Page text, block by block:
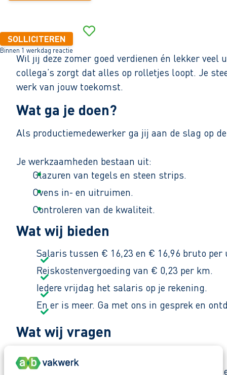
SOLLICITEREN
Binnen 1 werkdag reactie
Wil jij deze zomer goed verdienen én lekker
collega’s zorgt dat alles op rolletjes loopt. Je
werk van jouw toekomst.
Wat ga je doen?
Als productiemedewerker ga jij aan de slag op
Je werkzaamheden bestaan uit:
Glazuren van tegels en steen strips.
Ovens in- en uitruimen.
Controleren van de kwaliteit.
Je werkt van maandag tot en met vrijdag van
Wat wij bieden
Salaris tussen € 16,23 en € 16,96 bruto
Reiskostenvergoeding van € 0,23 per km.
Iedere vrijdag het salaris op je rekening.
En er is meer. Ga met ons in gesprek en
Wat wij vragen
Je bent fulltime beschikbaar in de vakantie.
Je bent fysiek in orde en draait je hand er